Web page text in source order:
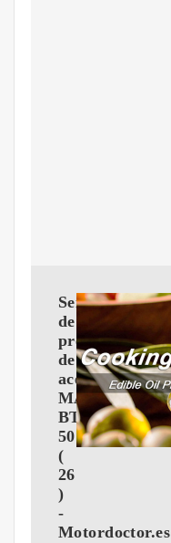
Sensor
de
presión
de
aceite
MAZDA
BT-
50
(
26
)
-
Motordoctor.es